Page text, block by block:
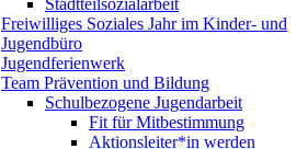
Stadtteilsozialarbeit
Freiwilliges Soziales Jahr im Kinder- und
Jugendbüro
Jugendferienwerk
Team Prävention und Bildung
Schulbezogene Jugendarbeit
Fit für Mitbestimmung
Aktionsleiter*in werden